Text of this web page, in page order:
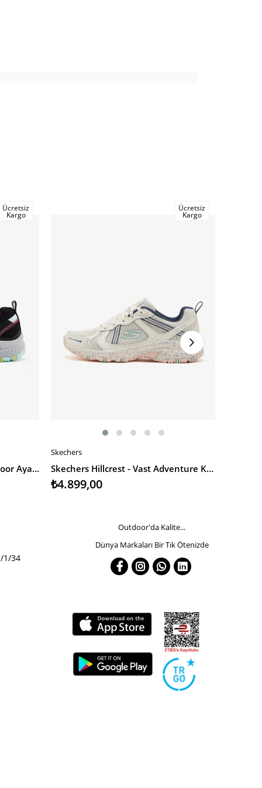
Ücretsiz
Kargo
Skechers Hillcrest Kadın Outdoor Ayakkabı
SEPETE EKLE
Ücretsiz
Kargo
Skechers
Skechers Hillcrest - Vast Adventure Kadın Outdoor Ayakkabı
₺4.899,00
1/34
Outdoor'da Kalite...
Dünya Markaları Bir Tık Ötenizde